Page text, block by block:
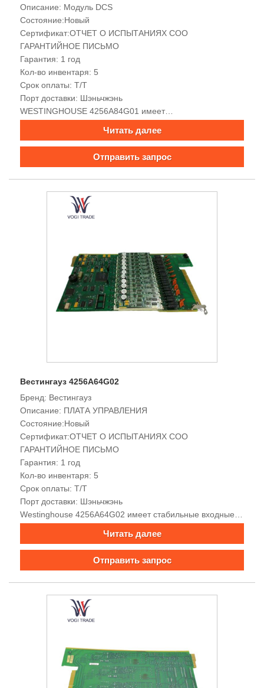
Описание: Модуль DCS
Состояние:Новый
Сертификат:ОТЧЕТ О ИСПЫТАНИЯХ COO
ГАРАНТИЙНОЕ ПИСЬМО
Гарантия: 1 год
Кол-во инвентаря: 5
Срок оплаты: Т/Т
Порт доставки: Шэньчжэнь
WESTINGHOUSE 4256A84G01 имеет
мощные возможности сбора и обработки данных,
функции сигнализации и мониторинга, богатые
надежность и простоту установки.
Читать далее
Отправить запрос
Вестингауз 4256A64G02
Бренд: Вестингауз
Описание: ПЛАТА УПРАВЛЕНИЯ
Состояние:Новый
Сертификат:ОТЧЕТ О ИСПЫТАНИЯХ COO
ГАРАНТИЙНОЕ ПИСЬМО
Гарантия: 1 год
Кол-во инвентаря: 5
Срок оплаты: Т/Т
Порт доставки: Шэньчжэнь
Westinghouse 4256A64G02 имеет стабильные входные и
обработки данных, хорошую электромагнитную
мониторинга, богатые коммуникационные интерфейсы,
легкая установка.
Читать далее
Отправить запрос